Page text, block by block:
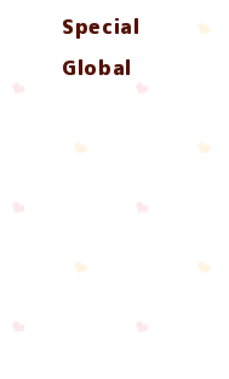
Special
Global